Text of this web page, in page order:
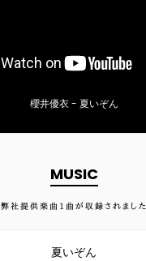
櫻井優衣 - 夏いぞん
MUSIC
弊社提供楽曲 1 曲が収録されました
夏いぞん